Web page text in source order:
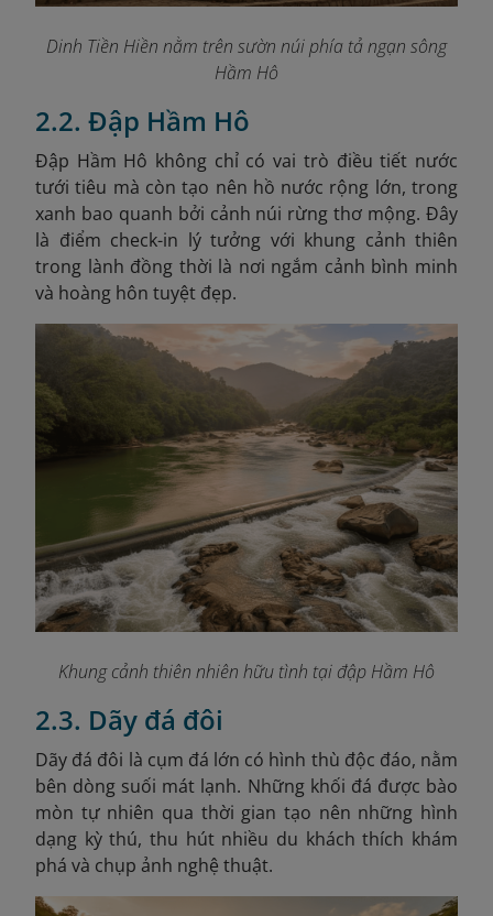
Dinh Tiền Hiền nằm trên sườn núi phía tả ngạn sông
Hầm Hô
2.2. Đập Hầm Hô
Đập Hầm Hô không chỉ có vai trò điều tiết nước
tưới tiêu mà còn tạo nên hồ nước rộng lớn, trong
xanh bao quanh bởi cảnh núi rừng thơ mộng. Đây
là điểm check-in lý tưởng với khung cảnh thiên
trong lành đồng thời là nơi ngắm cảnh bình minh
và hoàng hôn tuyệt đẹp.
Khung cảnh thiên nhiên hữu tình tại đập Hầm Hô
2.3. Dãy đá đôi
Dãy đá đôi là cụm đá lớn có hình thù độc đáo, nằm
bên dòng suối mát lạnh. Những khối đá được bào
mòn tự nhiên qua thời gian tạo nên những hình
dạng kỳ thú, thu hút nhiều du khách thích khám
phá và chụp ảnh nghệ thuật.